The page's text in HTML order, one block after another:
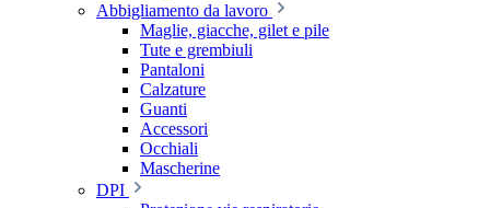
Abbigliamento da lavoro
Maglie, giacche, gilet e pile
Tute e grembiuli
Pantaloni
Calzature
Guanti
Accessori
Occhiali
Mascherine
DPI